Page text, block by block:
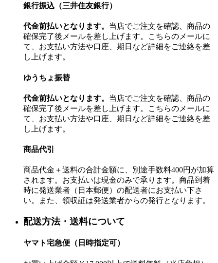
銀行振込（三井住友銀行）
代金前払いとなります。 当店でご注文を確認、商品の
確保完了後メールを差し上げます。こちらのメールに
て、お支払い方法や口座、期日など詳細をご連絡を差
し上げます。
ゆうちょ振替
代金前払いとなります。 当店でご注文を確認、商品の
確保完了後メールを差し上げます。こちらのメールに
て、お支払い方法や口座、期日など詳細をご連絡を差
し上げます。
商品代引
商品代金＋送料の合計金額に、別途手数料400円が加算
されます。お支払いは現金のみで承ります。商品到着
時に発送業者（日本郵便）の配送者にお支払い下さ
い。また、領収証は発送業者からの発行となります。
配送方法・送料について
ヤマト宅急便（日時指定可）